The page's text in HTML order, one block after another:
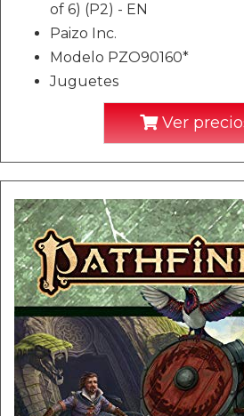
of 6) (P2) - EN
Paizo Inc.
Modelo PZO90160*
Juguetes
Ver